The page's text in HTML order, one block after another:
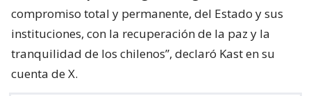
compromiso total y permanente, del Estado y sus
instituciones, con la recuperación de la paz y la
tranquilidad de los chilenos”, declaró Kast en su
cuenta de X.